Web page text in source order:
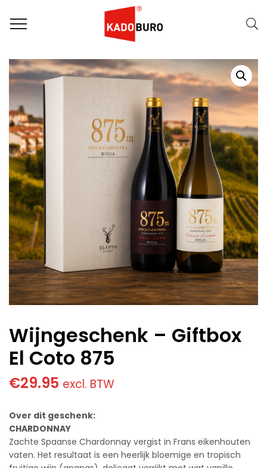
Home
Wijnpakketten
Wijngeschenk – Giftbox El Coto 875
Wijngeschenk – Giftbox
El Coto 875
€29.95 excl. BTW
Over dit geschenk:
CHARDONNAY
Zachte Spaanse Chardonnay vergist in Frans eikenhouten
vaten. Het resultaat is een heerlijk bloemige en tropisch